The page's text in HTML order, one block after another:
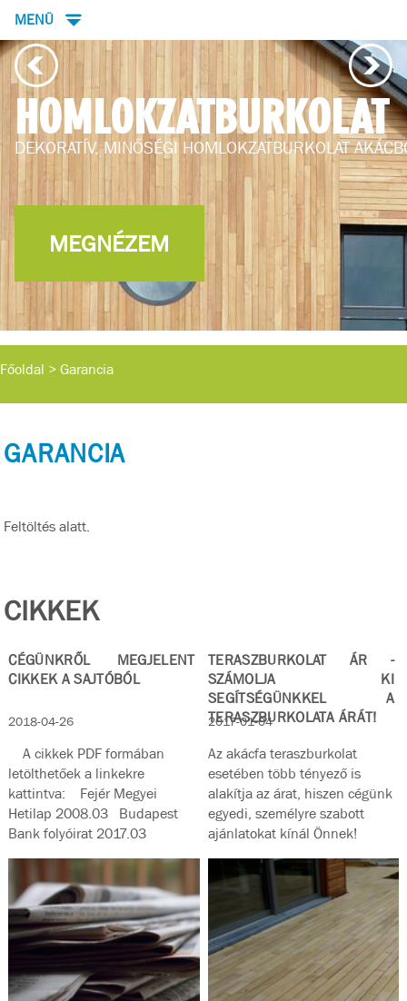
MENÜ
HOMLOKZATBURKOLAT
DEKORATÍV, MINŐSÉGI HOMLOKZATBURKOLAT
MEGNÉZEM
Főoldal >Garancia
GARANCIA
Feltöltés alatt.
CIKKEK
CÉGÜNKRŐL MEGJELENT
CIKKEK A SAJTÓBÓL
2018-04-26
A cikkek PDF formában
letölthetőek a linkekre
kattintva: Fejér Megyei
Hetilap 2008.03 Budapest
Bank folyóirat 2017.03
Magyar...
TERASZBURKOLAT ÁR -
SZÁMOLJA KI
SEGÍTSÉGÜNKKEL A
TERASZBURKOLATA ÁRÁT!
2017-01-04
Az akácfa teraszburkolat
esetében több tényező is
alakítja az árat, hiszen cégünk
egyedi, személyre szabott
ajánlatokat kínál Önnek!